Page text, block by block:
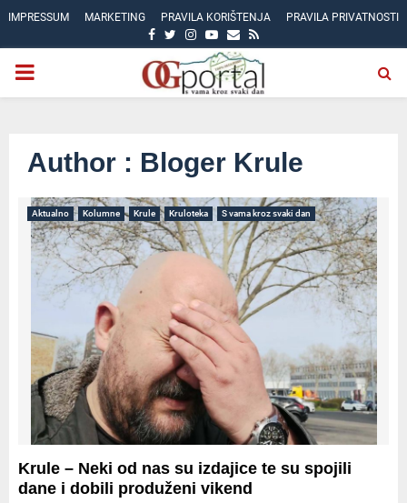
IMPRESSUM MARKETING PRAVILA KORIŠTENJA PRAVILA PRIVATNOSTI
FACEBOOK
TWITTER
INSTAGRAM
YOUTUBE
EMAIL
RSS
PRIMARY
Author : Bloger Krule
Aktualno Kolumne Krule Kruloteka S vama kroz svaki dan
Krule – Neki od nas su izdajice te su spojili
dane i dobili produženi vikend